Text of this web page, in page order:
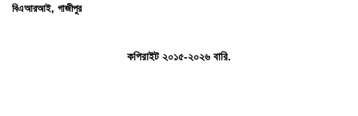
বিএআরআই, গাজীপুর
কপিরাইট ২০১৫-২০২৬ বারি.